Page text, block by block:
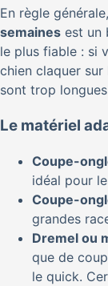
En règle générale,
semaines est un
le plus fiable : si
chien claquer sur
sont trop
Le matériel
Coupe-
idéal pour
Coupe-
grandes
Dremel ou
que de
le quick.